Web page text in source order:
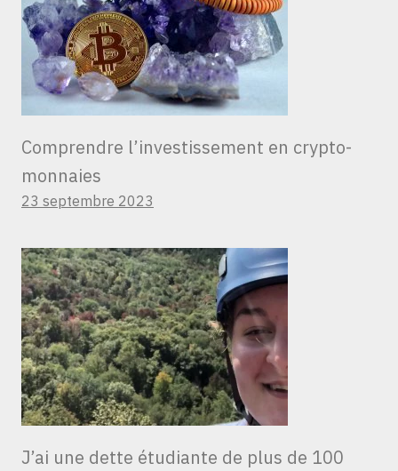
Comprendre l’investissement en crypto-
monnaies
23 septembre 2023
J’ai une dette étudiante de plus de 100